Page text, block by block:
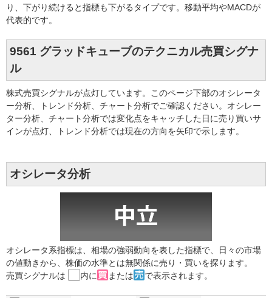
り、下がり続けると指標も下がるタイプです。移動平均やMACDが
代表的です。
9561 グラッドキューブのテクニカル売買シグナ
ル
株式売買シグナルが点灯しています。このページ下部のオシレータ
ー分析、トレンド分析、チャート分析でご確認ください。オシレー
ター分析、チャート分析では変化点をキャッチした日に売り買いサ
インが点灯、トレンド分析では現在の方向を矢印で示します。
オシレータ分析
オシレータ系指標は、相場の強弱動向を表した指標で、日々の市場
の値動きから、株価の水準とは無関係に売り・買いを探ります。
売買シグナルは
内に または で表示されます。